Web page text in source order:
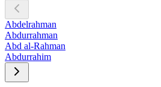
Abdelrahman
Abdurrahman
Abd al-Rahman
Abdurrahim